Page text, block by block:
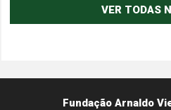
VER TODAS
Fundação Arnaldo